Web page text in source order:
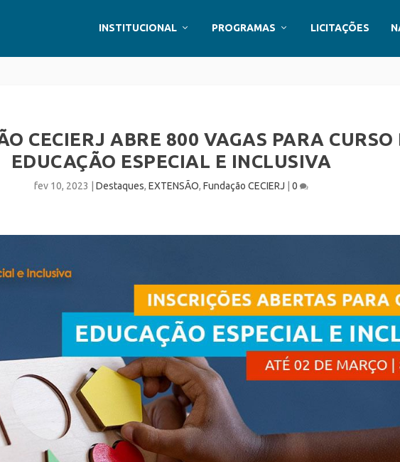
INSTITUCIONAL PROGRAMAS LICITAÇÕES
CECIERJ ABRE 800 VAGAS PARA CURSO
EDUCAÇÃO ESPECIAL E INCLUSIVA
fev 10, 2023 Destaques, EXTENSÃO, Fundação CECIERJ 0